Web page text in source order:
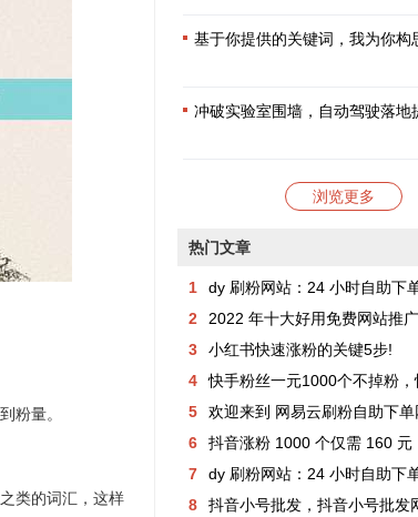
粉量。
类的词汇，这样
基于你提供的关键词，我为你
冲破实验室围墙，自动驾驶落
浏览更多
热门文章
1
dy 刷粉网站：24 小时自助下单，提供多种 QQ 业务
2
2022 年十大好用免费网站推
3
小红书快速涨粉的关键5步!
4
快手粉丝一元1000个不掉粉，快手粉丝平台 网站免费，小白进来看看，教你如
5
欢迎来到 网易云刷粉自助下单
6
抖音涨粉 1000 个仅需 160 元，真人活粉
7
dy 刷粉网站：24 小时自助下单，提供多种 QQ 业务
8
抖音小号批发，抖音小号批发网